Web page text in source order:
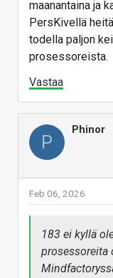
maanantaina ja
PersKivellä
todella paljon
prosessoreista.
Vastaa
P
Phinor
Feb 06, 2026
183 ei kyllä
prosessoreita